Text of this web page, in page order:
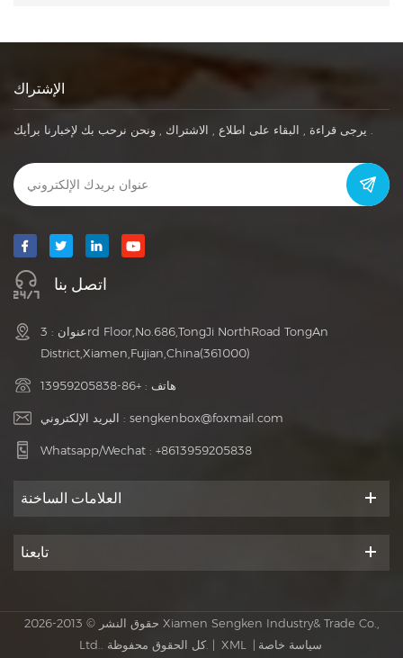
الإشتراك
يرجى قراءة , البقاء على اطلاع , الاشتراك , ونحن نرحب بك لإخبارنا برأيك .
اتصل بنا
عنوان : 3rd Floor,No.686,TongJi NorthRoad TongAn
District,Xiamen,Fujian,China(361000)
هاتف : +86-13959205838
البريد الإلكتروني : sengkenbox@foxmail.com
Whatsapp/Wechat : +8613959205838
العلامات الساخنة
تابعنا
حقوق النشر © 2013-2026 Xiamen Sengken Industry& Trade Co.,
Ltd.. كل الحقوق محفوظة. | XML | سياسة خاصة